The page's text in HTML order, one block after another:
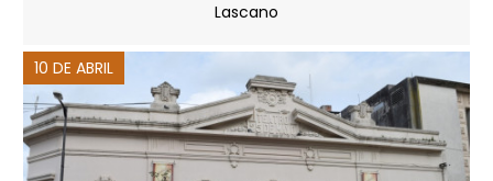
Lascano
10 DE ABRIL